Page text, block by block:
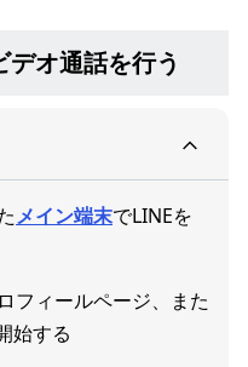
オ通話を行う
メイン端末でLINEを
フィールページ、また
始する